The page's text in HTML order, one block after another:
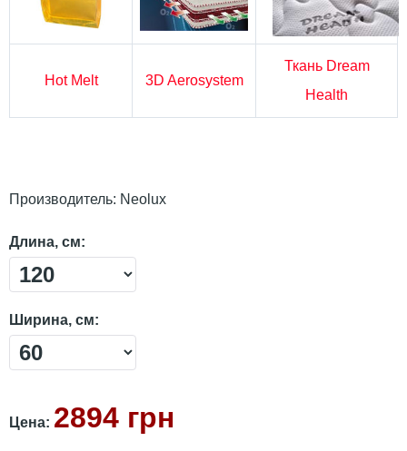
Hot Melt 3D Aerosystem
Ткань Dream
Health
Производитель: Neolux
Длина, см:
Ширина, см:
Цена: 2894 грн